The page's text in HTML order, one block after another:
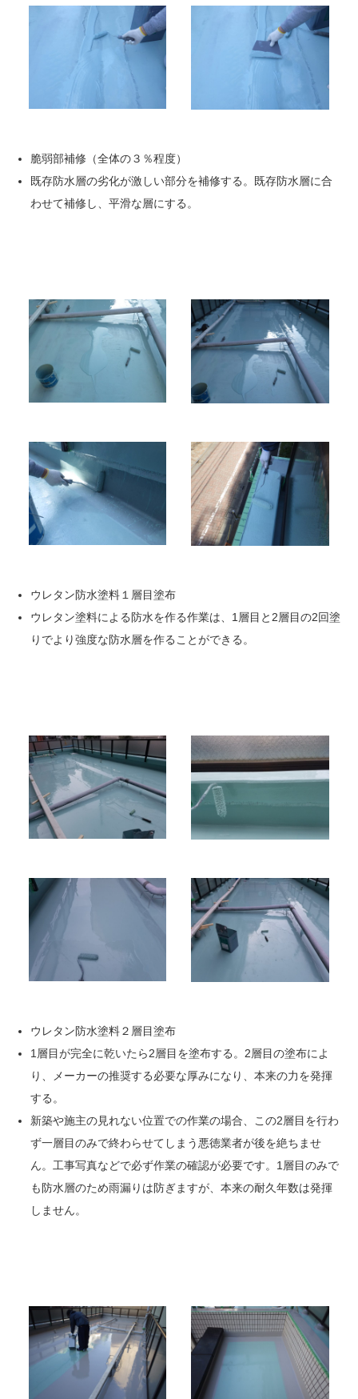
脆弱部補修（全体の３％程度）
既存防水層の劣化が激しい部分を補修する。既存防水層に合
わせて補修し、平滑な層にする。
ウレタン防水塗料１層目塗布
ウレタン塗料による防水を作る作業は、1層目と2層目の2回塗
りでより強度な防水層を作ることができる。
ウレタン防水塗料２層目塗布
1層目が完全に乾いたら2層目を塗布する。2層目の塗布によ
り、メーカーの推奨する必要な厚みになり、本来の力を発揮
する。
新築や施主の見れない位置での作業の場合、この2層目を行わ
ず一層目のみで終わらせてしまう悪徳業者が後を絶ちませ
ん。工事写真などで必ず作業の確認が必要です。1層目のみで
も防水層のため雨漏りは防ぎますが、本来の耐久年数は発揮
しません。